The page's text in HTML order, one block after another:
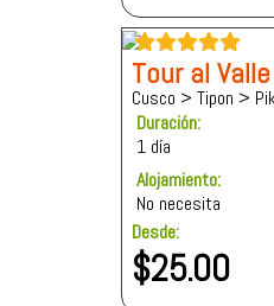
Tour al
Cusco > Tipon >
Duración:
1 día
Alojamiento:
No necesita
Desde:
$25.00